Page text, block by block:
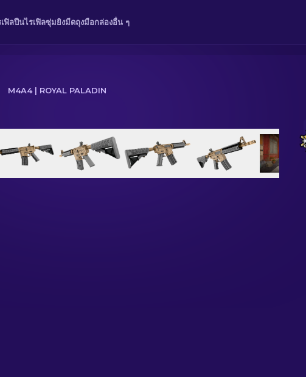
ฟิลปืนไรเฟิลซุ่มยิงมีดถุงมือกล่องอื่น ๆ
M4A4 | ROYAL PALADIN